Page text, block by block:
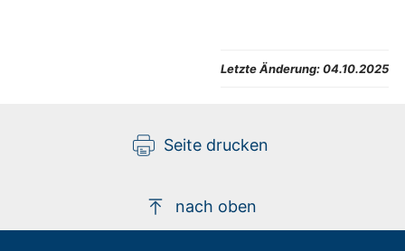
Letzte Änderung:04.10.2025
Seite drucken
nach oben